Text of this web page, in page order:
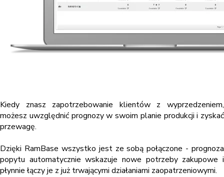
Kiedy znasz zapotrzebowanie klientów z wyprzedzeniem,
możesz uwzględnić prognozy w swoim planie produkcji i zyskać
przewagę.
Dzięki RamBase wszystko jest ze sobą połączone - prognoza
popytu automatycznie wskazuje nowe potrzeby zakupowe i
płynnie łączy je z już trwającymi działaniami zaopatrzeniowymi.